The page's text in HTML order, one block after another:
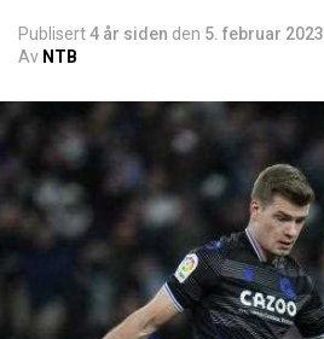
Publisert4 år siden den 5. februar 2023
Av NTB